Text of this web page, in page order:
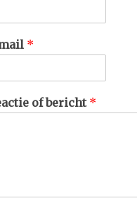
*
of bericht*